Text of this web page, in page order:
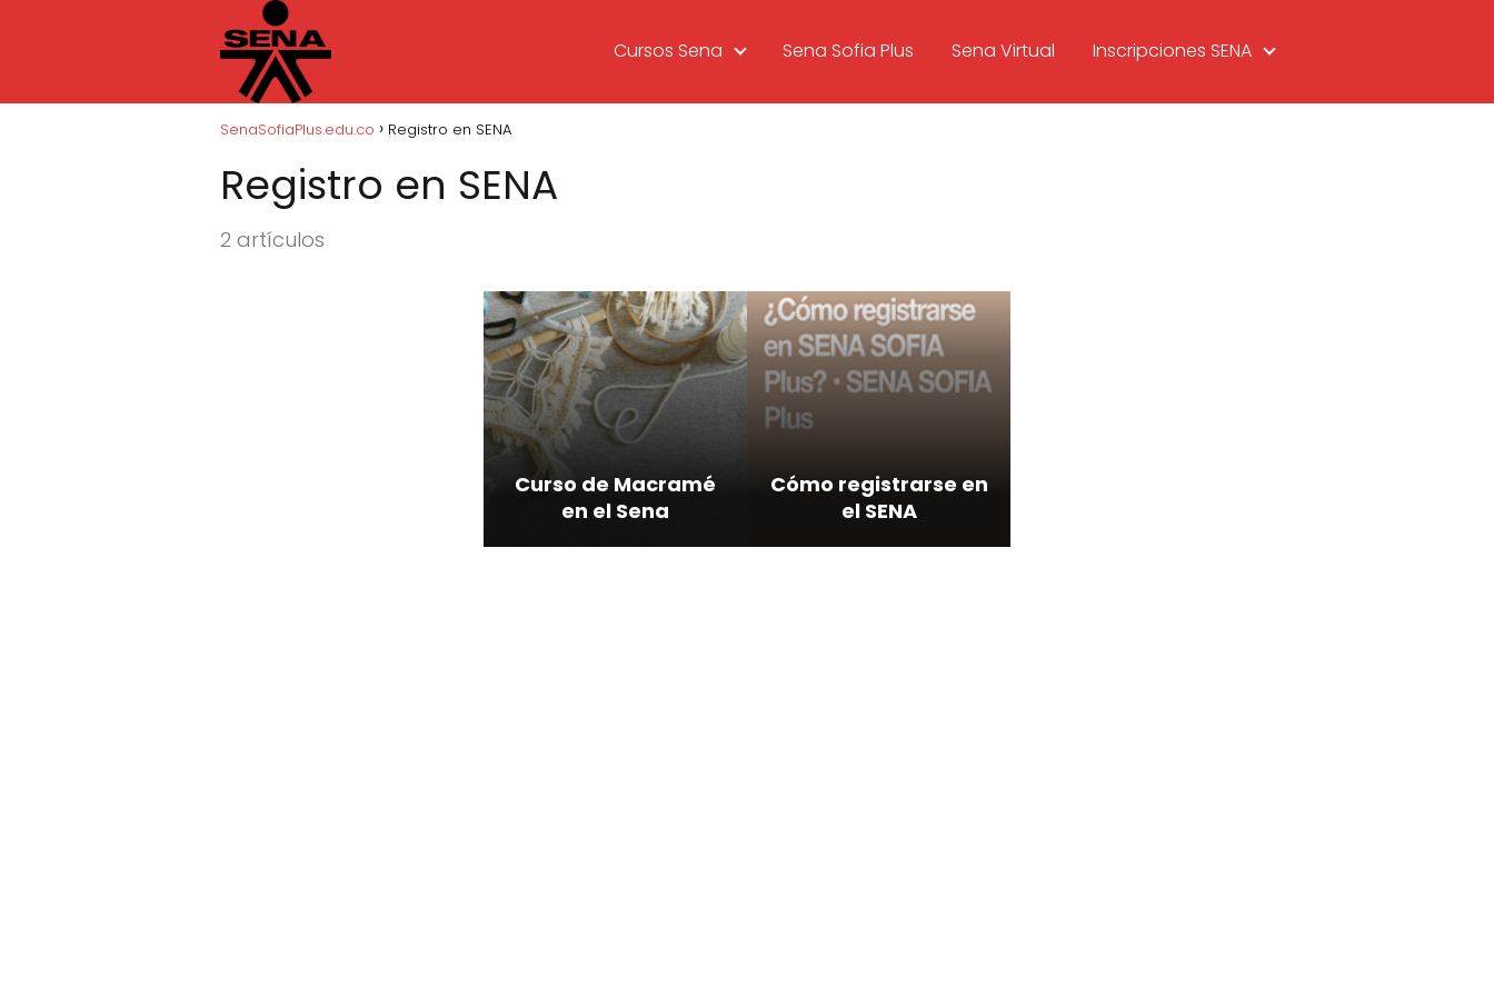
Cursos Sena Sena Sofia Plus Sena Virtual Inscripciones SENA
SenaSofiaPlus.edu.co Registro en SENA
Registro en SENA
2 artículos
Curso de Macramé
en el Sena
Cómo registrarse en
el SENA